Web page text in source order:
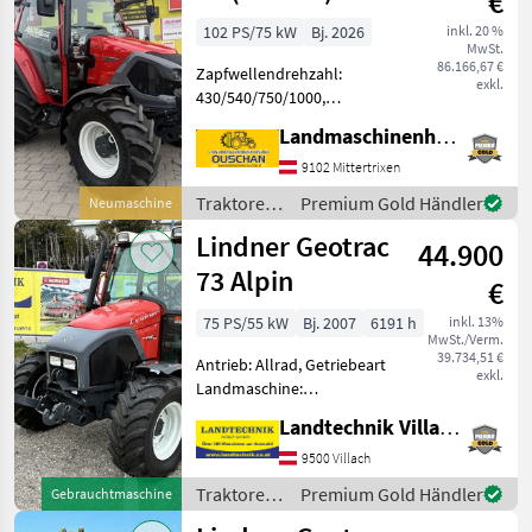
Neumaschine
inkl. 20 %
MwSt.
86.166,67 €
exkl.
102 PS/75 kW
Bj. 2026
Zapfwellendrehzahl:
430/540/750/1000,
automatisch,
Kreuzsteuerhebel:
mechanisch, Oberlenker
hinten: mechanisch,
Bolzengröße
Anhängevorrichtung (mm):
Landmaschinenhandel Ouschan Anton
9102 Mittertrixen
Traktoren
/ Lindner
Premium Gold Händler
Gebrauchtmaschine
Lindner Geotrac
73 Alpin
44.900
€
inkl. 13%
MwSt./Verm.
39.734,51 €
exkl.
75 PS/55 kW Bj. 2007
6191 h
Antrieb: Allrad, Getriebeart
Landmaschine:
Kabine,
Zapfwellendrehzahl:
430/540/750/1000,
Höchstgeschwindigkeit in
Landtechnik Villach GmbH
9500 Villach
Traktoren
/ Lindner
Premium Gold Händler